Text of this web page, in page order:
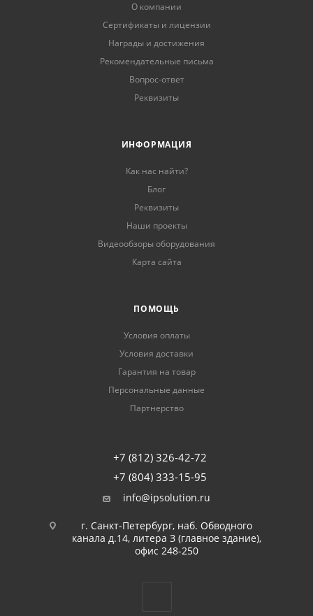
О компании
Сертификаты и лицензии
Награды и достижения
Рекомендательные письма
Вопрос-ответ
Реквизиты
ИНФОРМАЦИЯ
Как нас найти?
Блог
Реквизиты
Наши проекты
Видеообзоры оборудования
Карта сайта
ПОМОЩЬ
Условия оплаты
Условия доставки
Гарантия на товар
Персональные данные
Партнерство
+7 (812) 326-42-72
+7 (804) 333-15-95
info@ipsolution.ru
г. Санкт-Петербург, наб. Обводного
канала д.14, литера З (главное здание),
офис 248-250